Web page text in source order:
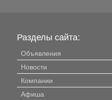
Разделы сайта:
Объявления
Новости
Компании
Афиша